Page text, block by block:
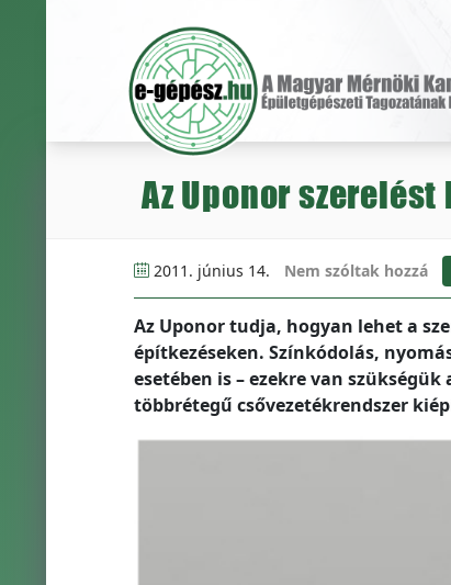
Az Uponor
2011. június 14. Nem szóltak hozzá
Az Uponor tudja, hogyan lehet a
építkezéseken. Színkódolás,
esetében is – ezekre van
többrétegű csővezetékrendszer